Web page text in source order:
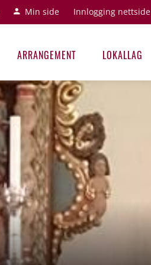
Min side Innlogging nettside
ARRANGEMENT LOKALLAG